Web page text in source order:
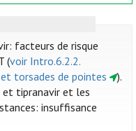
facteurs de risque
(voir Intro.6.2.2.
torsades de pointes
).
et tipranavir et les
insuffisance